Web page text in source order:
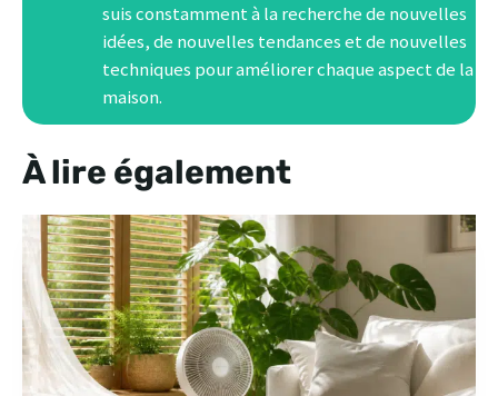
suis constamment à la recherche de nouvelles
idées, de nouvelles tendances et de nouvelles
techniques pour améliorer chaque aspect de la
maison.
À lire également